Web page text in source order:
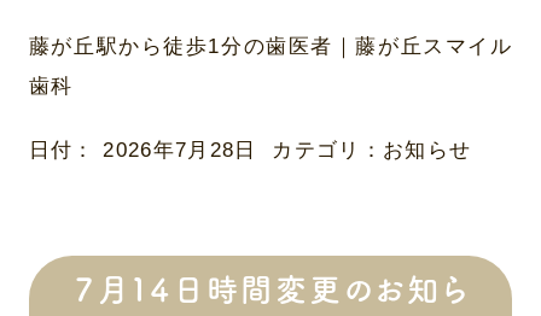
藤が丘駅から徒歩1分の歯医者｜藤が丘スマイル
歯科
日付：2026年7月28日 カテゴリ： お知らせ
７月１４日時間変更のお知ら